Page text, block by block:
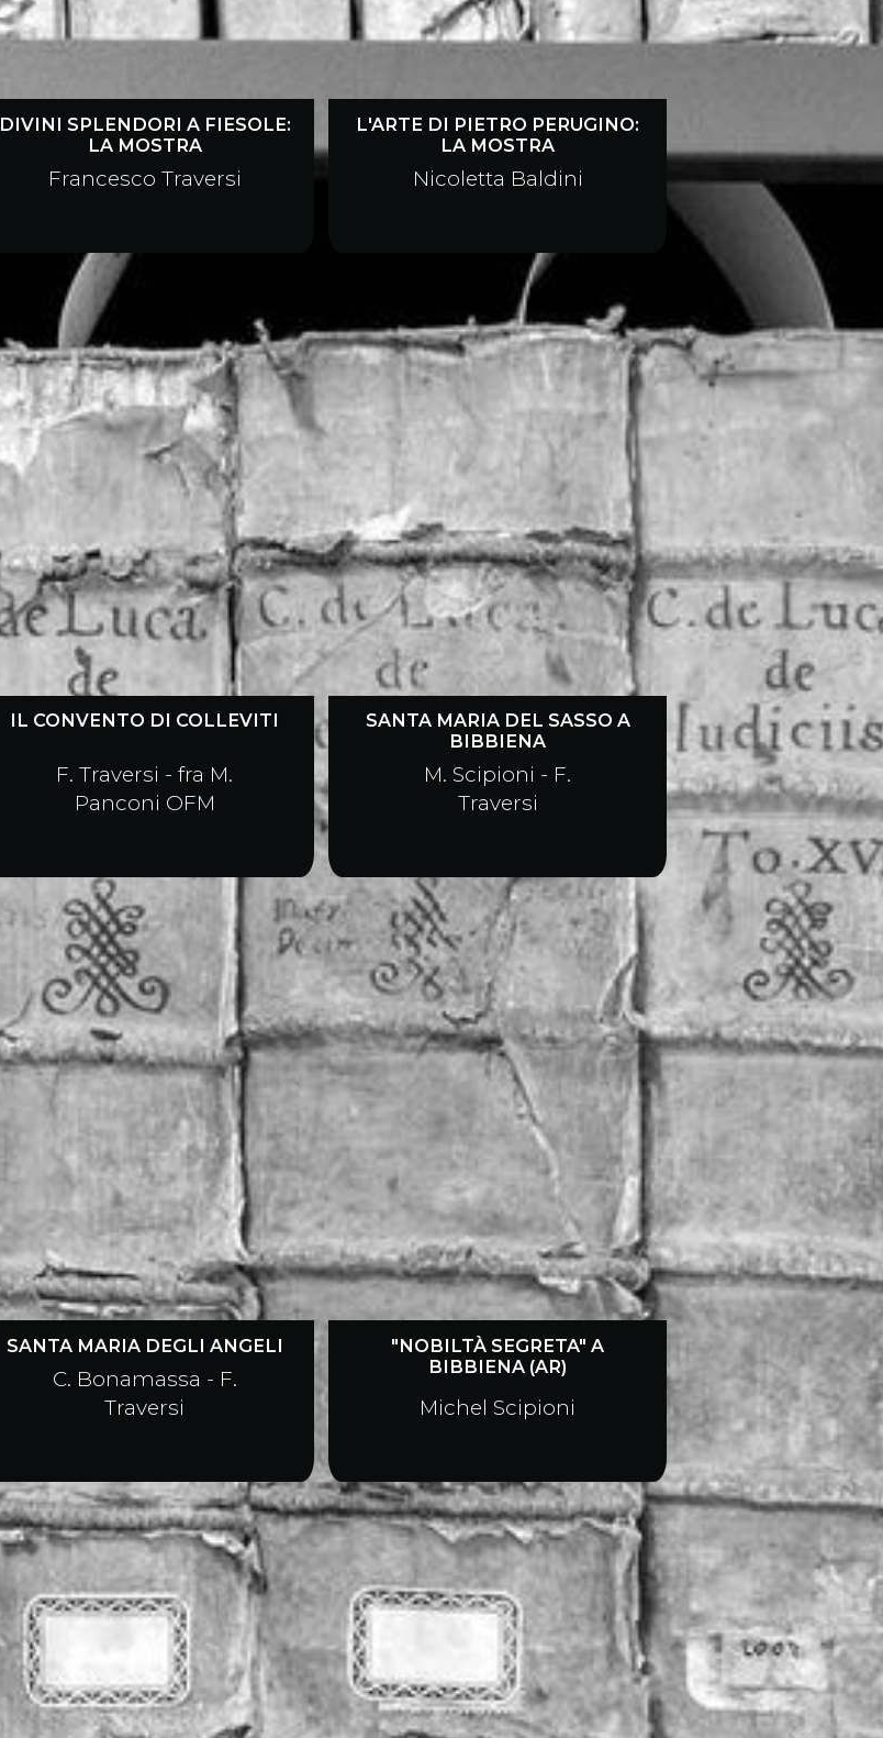
DIVINI SPLENDORI A FIESOLE:
LA MOSTRA
Francesco Traversi
L'ARTE DI PIETRO PERUGINO:
LA MOSTRA
Nicoletta Baldini
IL CONVENTO DI COLLEVITI
F. Traversi - fra M.
Panconi OFM
SANTA MARIA DEL SASSO A
BIBBIENA
M. Scipioni - F.
Traversi
SANTA MARIA DEGLI ANGELI
C. Bonamassa - F.
Traversi
"NOBILTÀ SEGRETA" A
BIBBIENA (AR)
Michel Scipioni